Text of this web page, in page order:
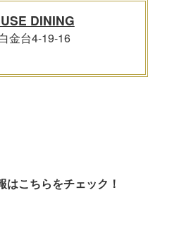
DINING
金台4-19-16
こちらをチェック！